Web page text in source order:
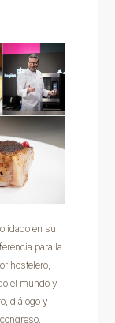
en su
para la
hostelero,
el mundo y
diálogo y